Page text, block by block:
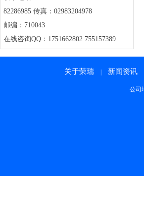
82286985 传真：02983204978
邮编：710043
在线咨询QQ：1751662802 755157389
关于荣瑞 新闻资讯
公司